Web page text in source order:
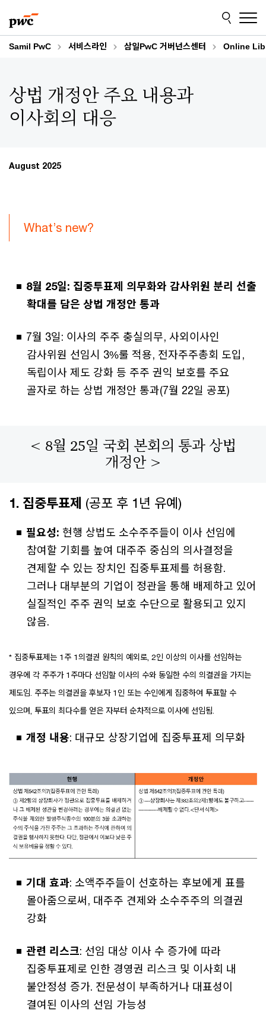
to
content
to
footer
Samil PwC 서비스라인 삼일PwC 거버넌스센터 Online
상법 개정안 주요 내용과
이사회의 대응
August 2025
What’s new?
8월 25일: 집중투표제 의무화와 감사위원 분리 선출
확대를 담은 상법 개정안 통과
7월 3일: 이사의 주주 충실의무, 사외이사인
감사위원 선임시 3%룰 적용, 전자주주총회 도입,
독립이사 제도 강화 등 주주 권익 보호를 주요
골자로 하는 상법 개정안 통과(7월 22일 공포)
< 8월 25일 국회 본회의 통과 상법
개정안 >
1. 집중투표제 (공포 후 1년 유예)
필요성: 현행 상법도 소수주주들이 이사 선임에
참여할 기회를 높여 대주주 중심의 의사결정을
견제할 수 있는 장치인 집중투표제를 허용함.
그러나 대부분의 기업이 정관을 통해 배제하고 있어
실질적인 주주 권익 보호 수단으로 활용되고 있지
않음.
* 집중투표제는 1주 1의결권 원칙의 예외로, 2인 이상의 이사를 선임하는
경우에 각 주주가 1주마다 선임할 이사의 수와 동일한 수의 의결권을 가지는
제도임. 주주는 의결권을 후보자 1인 또는 수인에게 집중하여 투표할 수
있으며, 투표의 최다수를 얻은 자부터 순차적으로 이사에 선임됨.
개정 내용: 대규모 상장기업에 집중투표제 의무화
기대 효과: 소액주주들이 선호하는 후보에게 표를
몰아줌으로써, 대주주 견제와 소수주주의 의결권
강화
관련 리스크: 선임 대상 이사 수 증가에 따라
집중투표제로 인한 경영권 리스크 및 이사회 내
불안정성 증가. 전문성이 부족하거나 대표성이
결여된 이사의 선임 가능성